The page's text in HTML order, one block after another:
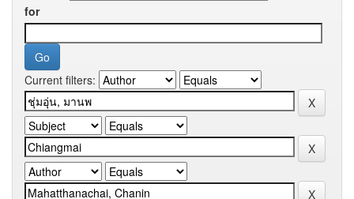
for
Current filters: